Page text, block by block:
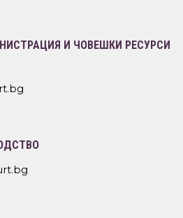
И ЧОВЕШКИ РЕСУРСИ